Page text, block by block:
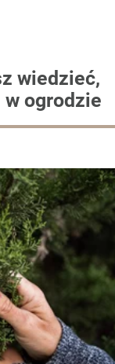
wiedzieć,
ogrodzie